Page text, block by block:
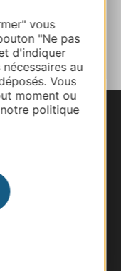
vous
"Ne pas
d'indiquer
au
Vous
moment ou
politique